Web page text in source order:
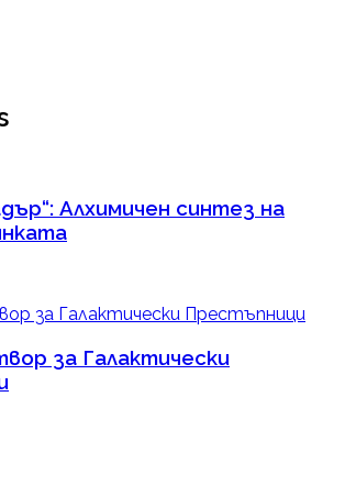
Алхимичен синтез на
за Галактически